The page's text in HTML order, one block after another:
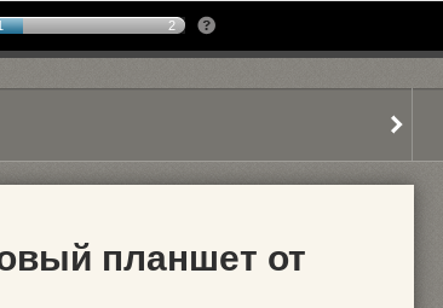
2
планшет от